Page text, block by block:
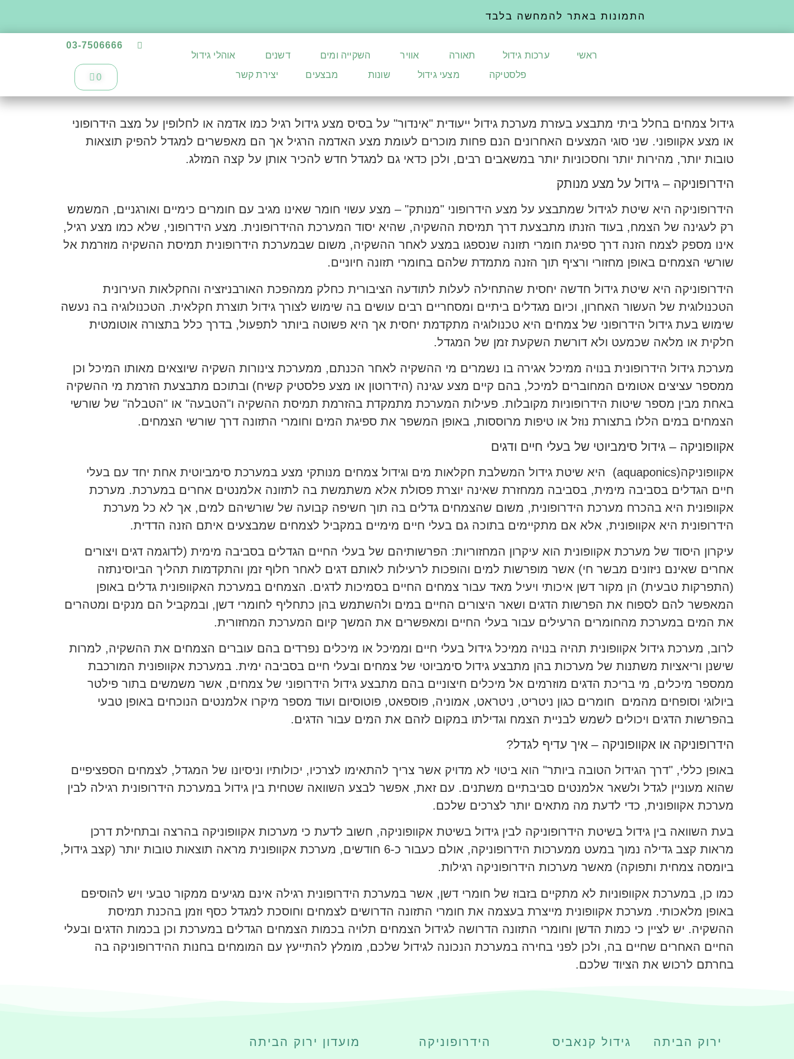
התמונות באתר להמחשה בלבד
ראשי ערכות גידול תאורה אוויר השקייה ומים דשנים
אוהלי גידול
פלסטיקה
מצעי גידול שונות מבצעים יצירת קשר
03-7506666
0
גידול צמחים בחלל ביתי מתבצע בעזרת מערכת גידול ייעודית "אינדור" על בסיס מצע גידול רגיל כמו אדמה או לחלופין על מצב הידרופוני
או מצע אקוופוני. שני סוגי המצעים האחרונים הנם פחות מוכרים לעומת מצע האדמה הרגיל אך הם מאפשרים למגדל להפיק תוצאות
טובות יותר, מהירות יותר וחסכוניות יותר במשאבים רבים, ולכן כדאי גם למגדל חדש להכיר אותן על קצה המזלג.
הידרופוניקה – גידול על מצע מנותק
הידרופוניקה היא שיטת לגידול שמתבצע על מצע הידרופוני "מנותק" – מצע עשוי חומר שאינו מגיב עם חומרים כימיים ואורגניים, המשמש
רק לעגינה של הצמח, בעוד הזנתו מתבצעת דרך תמיסת ההשקיה, שהיא יסוד המערכת ההידרופונית. מצע הידרופוני, שלא כמו מצע רגיל,
אינו מספק לצמח הזנה דרך ספיגת חומרי תזונה שנספגו במצע לאחר ההשקיה, משום שבמערכת הידרופונית תמיסת ההשקיה מוזרמת אל
שורשי הצמחים באופן מחזורי ורציף תוך הזנה מתמדת שלהם בחומרי תזונה חיוניים.
הידרופוניקה היא שיטת גידול חדשה יחסית שהתחילה לעלות לתודעה הציבורית כחלק ממהפכת האורבניזציה והחקלאות העירונית
הטכנולוגית של העשור האחרון, וכיום מגדלים ביתיים ומסחריים רבים עושים בה שימוש לצורך גידול תוצרת חקלאית. הטכנולוגיה בה נעשה
שימוש בעת גידול הידרופוני של צמחים היא טכנולוגיה מתקדמת יחסית אך היא פשוטה ביותר לתפעול, בדרך כלל בתצורה אוטומטית
חלקית או מלאה שכמעט ולא דורשת השקעת זמן של המגדל.
מערכת גידול הידרופונית בנויה ממיכל אגירה בו נשמרים מי ההשקיה לאחר הכנתם, ממערכת צינורות השקיה שיוצאים מאותו המיכל וכן
ממספר עציצים אטומים המחוברים למיכל, בהם קיים מצע עגינה (הידרוטון או מצע פלסטיק קשיח) ובתוכם מתבצעת הזרמת מי ההשקיה
באחת מבין מספר שיטות הידרופוניות מקובלות. פעילות המערכת מתמקדת בהזרמת תמיסת ההשקיה ו"הטבעה" או "הטבלה" של שורשי
הצמחים במים הללו בתצורת נוזל או טיפות מרוססות, באופן המשפר את ספיגת המים וחומרי התזונה דרך שורשי הצמחים.
אקוופוניקה – גידול סימביוטי של בעלי חיים ודגים
אקוופוניקה(aquaponics) היא שיטת גידול המשלבת חקלאות מים וגידול צמחים מנותקי מצע במערכת סימביוטית אחת יחד עם בעלי
חיים הגדלים בסביבה מימית, בסביבה ממחזרת שאינה יוצרת פסולת אלא משתמשת בה לתזונה אלמנטים אחרים במערכת. מערכת
אקוופונית היא בהכרח מערכת הידרופונית, משום שהצמחים גדלים בה תוך חשיפה קבועה של שורשיהם למים, אך לא כל מערכת
הידרופונית היא אקוופונית, אלא אם מתקיימים בתוכה גם בעלי חיים מימיים במקביל לצמחים שמבצעים איתם הזנה הדדית.
עיקרון היסוד של מערכת אקוופונית הוא עיקרון המחזוריות: הפרשותיהם של בעלי החיים הגדלים בסביבה מימית (לדוגמה דגים ויצורים
אחרים שאינם ניזונים מבשר חי) אשר מופרשות למים והופכות לרעילות לאותם דגים לאחר חלוף זמן והתקדמות תהליך הביוסינתזה
(התפרקות טבעית) הן מקור דשן איכותי ויעיל מאד עבור צמחים החיים בסמיכות לדגים. הצמחים במערכת האקוופונית גדלים באופן
המאפשר להם לספוח את הפרשות הדגים ושאר היצורים החיים במים ולהשתמש בהן כתחליף לחומרי דשן, ובמקביל הם מנקים ומטהרים
את המים במערכת מהחומרים הרעילים עבור בעלי החיים ומאפשרים את המשך קיום המערכת המחזורית.
לרוב, מערכת גידול אקוופונית תהיה בנויה ממיכל גידול בעלי חיים וממיכל או מיכלים נפרדים בהם עוברים הצמחים את ההשקיה, למרות
שישנן וריאציות משתנות של מערכות בהן מתבצע גידול סימביוטי של צמחים ובעלי חיים בסביבה ימית. במערכת אקוופונית המורכבת
ממספר מיכלים, מי בריכת הדגים מוזרמים אל מיכלים חיצוניים בהם מתבצע גידול הידרופוני של צמחים, אשר משמשים בתור פילטר
ביולוגי וסופחים מהמים חומרים כגון ניטריט, ניטראט, אמוניה, פוספאט, פוטוסיום ועוד מספר מיקרו אלמנטים הנוכחים באופן טבעי
בהפרשות הדגים ויכולים לשמש לבניית הצמח וגדילתו במקום לזהם את המים עבור הדגים.
הידרופוניקה או אקוופוניקה – איך עדיף לגדל?
באופן כללי, "דרך הגידול הטובה ביותר" הוא ביטוי לא מדויק אשר צריך להתאימו לצרכיו, יכולותיו וניסיונו של המגדל, לצמחים הספציפיים
שהוא מעוניין לגדל ולשאר אלמנטים סביבתיים משתנים. עם זאת, אפשר לבצע השוואה שטחית בין גידול במערכת הידרופונית רגילה לבין
מערכת אקוופונית, כדי לדעת מה מתאים יותר לצרכים שלכם.
בעת השוואה בין גידול בשיטת הידרופוניקה לבין גידול בשיטת אקוופוניקה, חשוב לדעת כי מערכות אקוופוניקה בהרצה ובתחילת דרכן
מראות קצב גדילה נמוך במעט ממערכות הידרופוניקה, אולם כעבור כ-6 חודשים, מערכת אקוופונית מראה תוצאות טובות יותר (קצב גידול,
ביומסה צמחית ותפוקה) מאשר מערכות הידרופוניקה רגילות.
כמו כן, במערכת אקוופוניות לא מתקיים בזבוז של חומרי דשן, אשר במערכת הידרופונית רגילה אינם מגיעים ממקור טבעי ויש להוסיפם
באופן מלאכותי. מערכת אקוופונית מייצרת בעצמה את חומרי התזונה הדרושים לצמחים וחוסכת למגדל כסף וזמן בהכנת תמיסת
ההשקיה. יש לציין כי כמות הדשן וחומרי התזונה הדרושה לגידול הצמחים תלויה בכמות הצמחים הגדלים במערכת וכן בכמות הדגים ובעלי
החיים האחרים שחיים בה, ולכן לפני בחירה במערכת הנכונה לגידול שלכם, מומלץ להתייעץ עם המומחים בחנות ההידרופוניקה בה
בחרתם לרכוש את הציוד שלכם.
ירוק הביתה גידול קנאביס הידרופוניקה מועדון ירוק הביתה